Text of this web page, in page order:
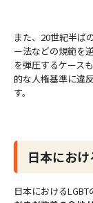
また、20世紀半ば
ー法などの規範を
を弾圧するケース
的な人権基準に違
す。
日本にお
日本におけるLGBT